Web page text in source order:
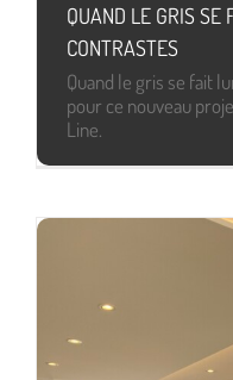
QUAND LE GRIS SE
CONTRASTES
Quand le gris se fait
pour ce nouveau
Line.